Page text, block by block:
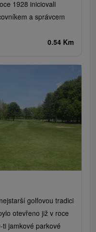
1928 iniciovali
a správcem
0.54 Km
golfovou tradici
otevřeno již v roce
jamkové parkové